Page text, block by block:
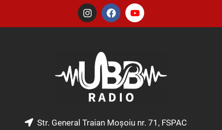
I
n
s
m
F
a
c
o
k
Y
o
u
e
Str. General Traian Moșoiu nr. 71, FSPAC